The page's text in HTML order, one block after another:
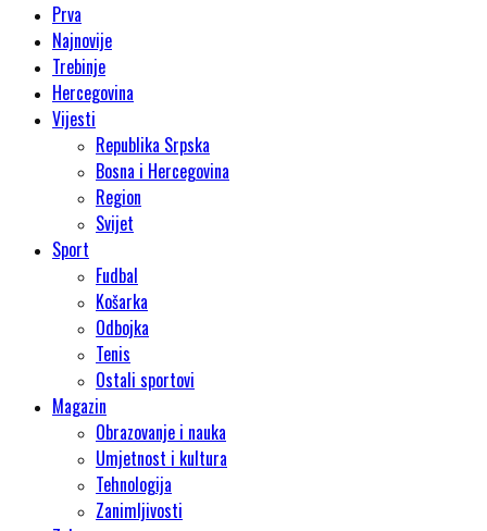
Prva
Najnovije
Trebinje
Hercegovina
Vijesti
Republika Srpska
Bosna i Hercegovina
Region
Svijet
Sport
Fudbal
Košarka
Odbojka
Tenis
Ostali sportovi
Magazin
Obrazovanje i nauka
Umjetnost i kultura
Tehnologija
Zanimljivosti